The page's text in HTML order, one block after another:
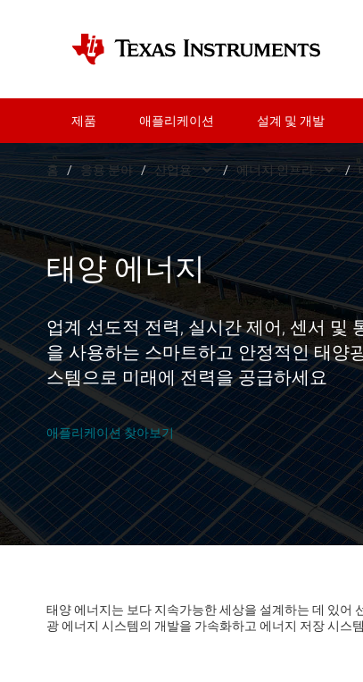
제품 애플리케이션 설계 및 개발
홈 / 응용 분야 / 산업용
차량용
통신 장비
데이터 센터
산업용
개인용 전자 제품
/ 에너지 인프라
우주 항공 및
가전 제품
건물 자동화
에너지 인프라
산업용 자동화
의료 및 헬스
전원 공급
로봇
테스트 및 측
/
태양 에너지
업계 선도적 전력, 실시간 제어, 센서 및
을 사용하는 스마트하고 안정적인 태양
스템으로 미래에 전력을 공급하세요
애플리케이션 찾아보기
태양 에너지는 보다 지속가능한 세상을 설계하는 데 있어
광 에너지 시스템의 개발을 가속화하고 에너지 저장 시스